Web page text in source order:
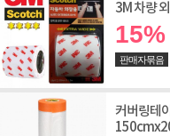
3M 차량
15%
판매자묶음
커버링테